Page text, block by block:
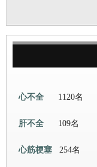
心不全 1120名
肝不全 109名
心筋梗塞 254名